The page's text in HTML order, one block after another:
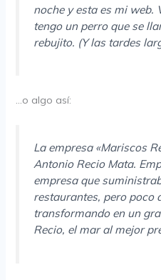
noche y esta es mi web.
tengo un perro que se
rebujito. (Y las tardes
…o algo así:
La empresa «Mariscos
Antonio Recio Mata.
empresa que
restaurantes, pero poco
transformando en un
Recio, el mar al mejor